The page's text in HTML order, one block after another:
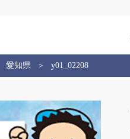
愛知県 y01_02208